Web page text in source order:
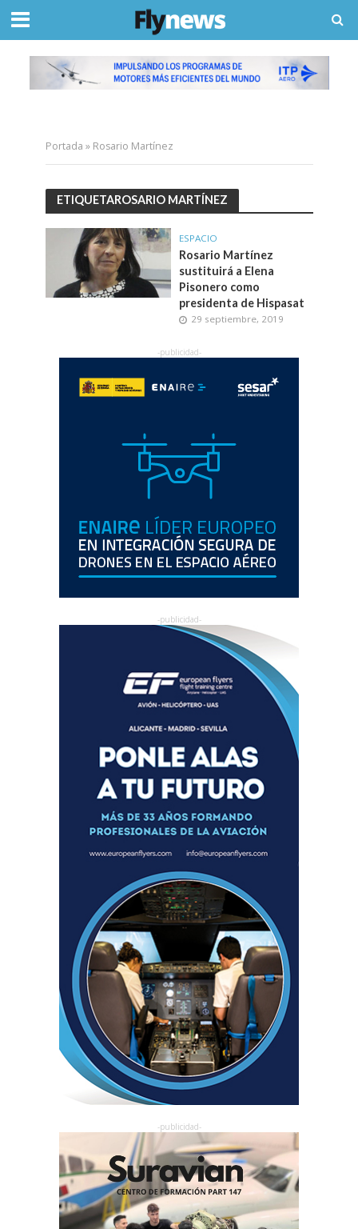
Portada » Rosario Martínez
ETIQUETAROSARIO MARTÍNEZ
ESPACIO
Rosario Martínez
sustituirá a Elena
Pisonero como
presidenta de Hispasat
29 septiembre, 2019